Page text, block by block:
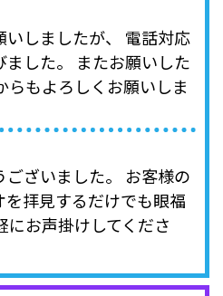
しましたが、 電話対応
した。 またお願いした
らもよろしくお願いしま
ございました。 お客様の
拝見するだけでも眼福
にお声掛けしてくださ